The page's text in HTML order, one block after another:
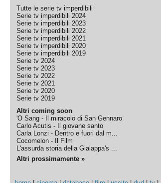
Tutte le serie tv imperdibili
Serie tv imperdibili 2024
Serie tv imperdibili 2023
Serie tv imperdibili 2022
Serie tv imperdibili 2021
Serie tv imperdibili 2020
Serie tv imperdibili 2019
Serie tv 2024
Serie tv 2023
Serie tv 2022
Serie tv 2021
Serie tv 2020
Serie tv 2019
Altri coming soon
'O Sang - Il miracolo di San Gennaro
Carlo Acutis - Il giovane santo
Carla Lonzi - Dentro e fuori dal m...
Cocomelon - Il Film
L'assurda storia della Gialappa's ...
Altri prossimamente »